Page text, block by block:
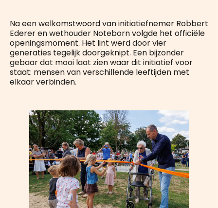
Na een welkomstwoord van initiatiefnemer Robbert
Ederer en wethouder Noteborn volgde het officiële
openingsmoment. Het lint werd door vier
generaties tegelijk doorgeknipt. Een bijzonder
gebaar dat mooi laat zien waar dit initiatief voor
staat: mensen van verschillende leeftijden met
elkaar verbinden.